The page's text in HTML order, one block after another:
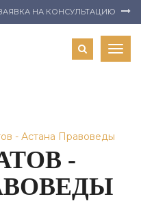
НА КОНСУЛЬТАЦИЮ
- Астана Правоведы
-